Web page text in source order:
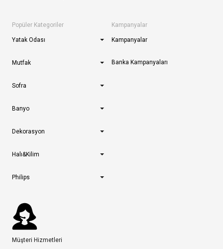
Popüler Kategoriler
Yatak Odası
Mutfak
Sofra
Banyo
Dekorasyon
Halı&Kilim
Philips
Kampanyalar
Kampanyalar
Banka Kampanyaları
Müşteri Hizmetleri